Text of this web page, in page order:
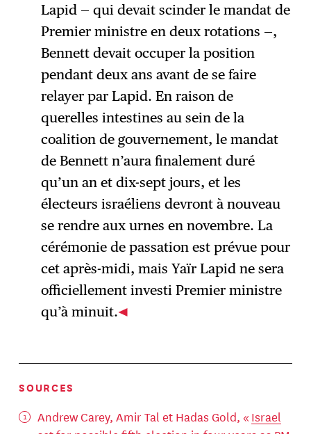
Lapid — qui devait scinder le mandat de
Premier ministre en deux rotations —,
Bennett devait occuper la position
pendant deux ans avant de se faire
relayer par Lapid. En raison de
querelles intestines au sein de la
coalition de gouvernement, le mandat
de Bennett n’aura finalement duré
qu’un an et dix-sept jours, et les
électeurs israéliens devront à nouveau
se rendre aux urnes en novembre. La
cérémonie de passation est prévue pour
cet après-midi, mais Yaïr Lapid ne sera
officiellement investi Premier ministre
qu’à minuit.
SOURCES
Andrew Carey, Amir Tal et Hadas Gold, « Israel